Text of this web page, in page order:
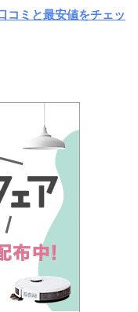
コミと最安値をチェッ